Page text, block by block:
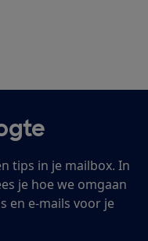
tips in je mailbox. In
je hoe we omgaan
en e-mails voor je